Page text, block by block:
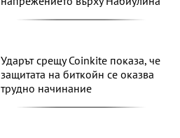
Ударът срещу Coinkite показа, че
защитата на биткойн се оказва
трудно начинание